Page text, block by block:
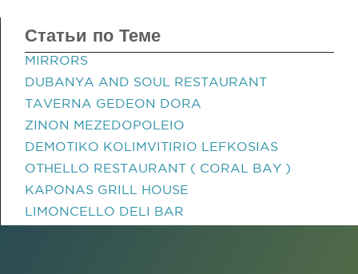
Статьи по Теме
MIRRORS
DUBANYA AND SOUL RESTAURANT
TAVERNA GEDEON DORA
ZINON MEZEDOPOLEIO
DEMOTIKO KOLIMVITIRIO LEFKOSIAS
OTHELLO RESTAURANT ( CORAL BAY )
KAPONAS GRILL HOUSE
LIMONCELLO DELI BAR